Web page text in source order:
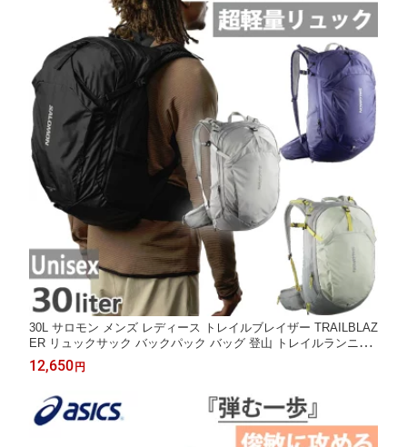
30L サロモン メンズ レディース トレイルブレイザー TRAILBLAZ
ER リュックサック バックパック バッグ 登山 トレイルランニン
グ ブラック 黒 ブルー 青 カーキ シルバー 送料無料 Salomon
12,650 円